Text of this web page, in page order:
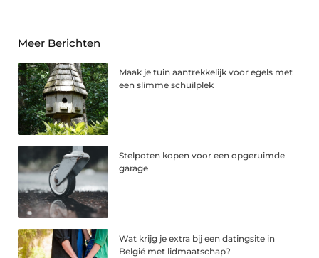
Meer Berichten
Maak je tuin aantrekkelijk voor egels met
een slimme schuilplek
Stelpoten kopen voor een opgeruimde
garage
Wat krijg je extra bij een datingsite in
België met lidmaatschap?